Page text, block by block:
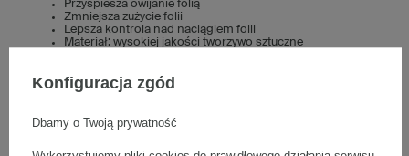
Przyspiesza owijanie folią
Zmniejsza zużycie folii
Lepsza kontrola nad naciągiem folii
Materiał: wysokiej jakości tworzywo sztuczne
rap?
Rączka umożliwia łatwe i szybkie nakładanie folii stretch typu mini
Konfiguracja zgód
Dbamy o Twoją prywatność